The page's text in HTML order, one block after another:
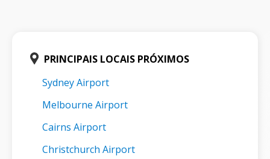
PRINCIPAIS LOCAIS PRÓXIMOS
Sydney Airport
Melbourne Airport
Cairns Airport
Christchurch Airport